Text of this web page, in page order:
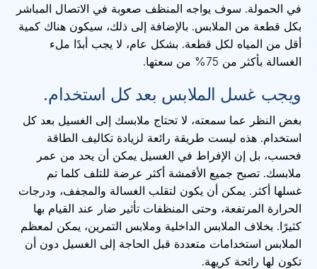
في الحمولة. سوف يواجه المنظف صعوبة في الاتصال المباشر
بكل قطعة من الملابس. بالإضافة إلى ذلك، سيكون هناك كمية
أقل من المياه لكل قطعة. بشكل عام، لا يجب أبدًا ملء
الغسالة بأكثر من 75% من سعتها.
ويجب غسل الملابس بعد كل استخدام.
بغض النظر عما سمعته، لا تحتاج ملابسك إلى الغسيل بعد كل
استخدام. هذه ليست طريقة رائعة لزيادة تكاليف الطاقة
فحسب، بل إن الإفراط في الغسيل يمكن أن يحد من عمر
ملابسك. تصبح جميع الأقمشة أكثر عرضة للتلف كلما تم
غسلها أكثر. يمكن أن يكون لتقلب الغسالة والمجفف، ودرجات
الحرارة المرتفعة، وحتى المنظفات تأثير ضار عند القيام بها
كثيرًا. بخلاف الملابس الداخلية وملابس التمرين، يمكن لمعظم
الملابس استخدامات متعددة قبل الحاجة إلى الغسيل دون أن
تكون لها رائحة كريهة.